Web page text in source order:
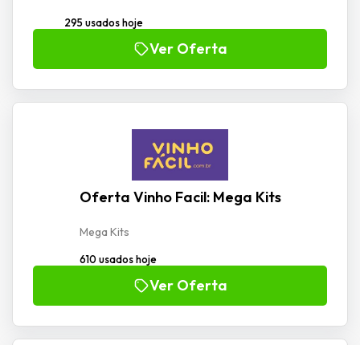
295 usados hoje
Ver Oferta
Oferta Vinho Facil: Mega Kits
Mega Kits
610 usados hoje
Ver Oferta